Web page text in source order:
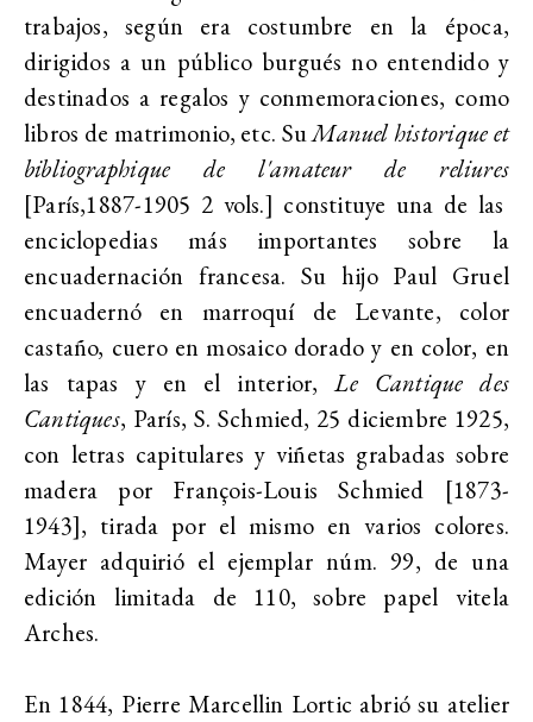
trabajos, según era costumbre en la época,
dirigidos a un público burgués no entendido y
destinados a regalos y conmemoraciones, como
libros de matrimonio, etc. SuManuel historique et
bibliographique de l'amateur de reliures
[París,1887-1905 2 vols.] constituye una de las
enciclopedias más importantes sobre la
encuadernación francesa. Su hijo Paul Gruel
encuadernó en marroquí de Levante, color
castaño, cuero en mosaico dorado y en color, en
las tapas y en el interior,Le Cantique des
Cantiques, París, S. Schmied, 25 diciembre 1925,
con letras capitulares y viñetas grabadas sobre
madera por François-Louis Schmied [1873-
1943], tirada por el mismo en varios colores.
Mayer adquirió el ejemplar núm. 99, de una
edición limitada de 110, sobre papel vitela
Arches.
En 1844, Pierre Marcellin Lortic abrió su atelier